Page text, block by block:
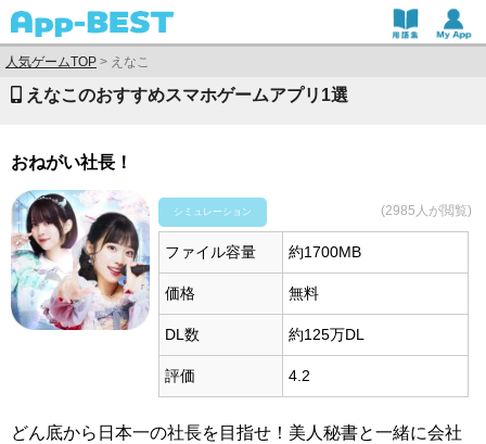
人気ゲームTOP > えなこ
えなこのおすすめスマホゲームアプリ1選
おねがい社長！
シミュレーション (2985人が閲覧)
ファイル容量 約1700MB
価格 無料
DL数 約125万DL
評価 4.2
どん底から日本一の社長を目指せ！美人秘書と一緒に会社